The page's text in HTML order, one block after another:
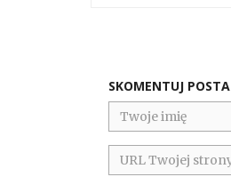
SKOMENTUJ POSTA